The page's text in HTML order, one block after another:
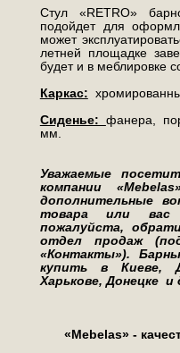
Стул «RETRO»
подойдет для
может
летней площадке
будет и в меблировке
Каркас:
Сиденье: фанера,
мм.
Уважаемые
компании
дополнительные
товара или вас
пожалуйста,
отдел продаж
«Контакты»).
купить в Киеве,
Харькове, Донецке и
«Mebelas» -